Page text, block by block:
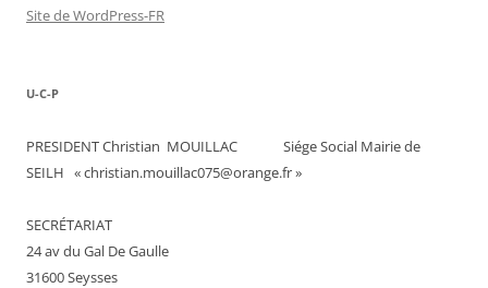
Site de WordPress-FR
U-C-P
PRESIDENT Christian MOUILLAC Siége Social Mairie de
SEILH « christian.mouillac075@orange.fr »
SECRÉTARIAT
24 av du Gal De Gaulle
31600 Seysses